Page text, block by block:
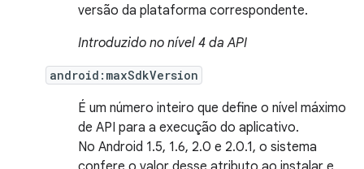
versão da plataforma correspondente.
Introduzido no nível 4 da API
android:maxSdkVersion
É um número inteiro que define o nível máximo
de API para a execução do aplicativo.
No Android 1.5, 1.6, 2.0 e 2.0.1, o sistema